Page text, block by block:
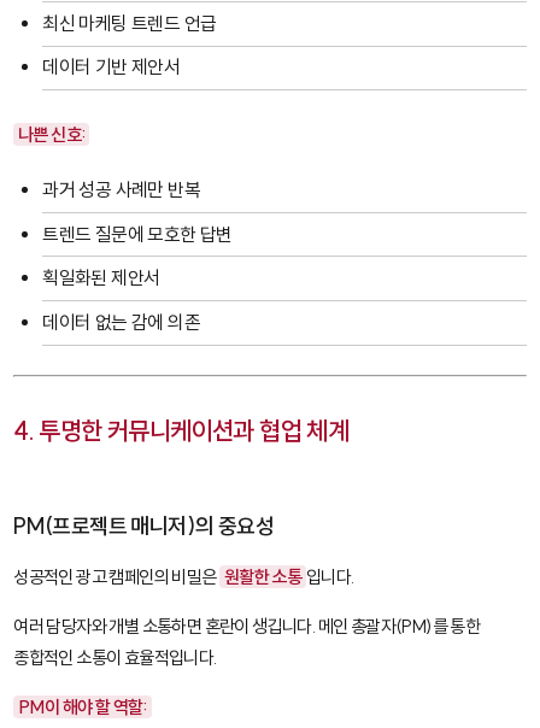
최신 마케팅 트렌드 언급
데이터 기반 제안서
나쁜 신호:
과거 성공 사례만 반복
트렌드 질문에 모호한 답변
획일화된 제안서
데이터 없는 감에 의존
4. 투명한 커뮤니케이션과 협업 체계
PM(프로젝트 매니저)의 중요성
성공적인 광고 캠페인의 비밀은 원활한 소통 입니다.
여러 담당자와 개별 소통하면 혼란이 생깁니다. 메인 총괄자(PM)를 통한
종합적인 소통이 효율적입니다.
PM이 해야 할 역할: